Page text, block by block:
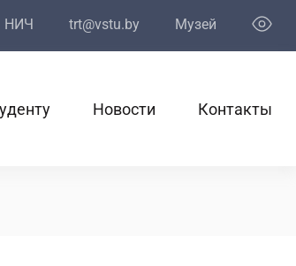
НИЧ trt@vstu.by Музей
Новости Контакты